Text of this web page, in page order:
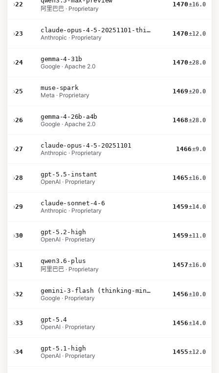
›22
阿里巴巴 · Proprietary
1470±16.0
›23
claude-opus-4-5-20251101-thinking-32k
Anthropic · Proprietary
1470±12.0
›24
gemma-4-31b
Google · Apache 2.0
1470±28.0
›25
muse-spark
Meta · Proprietary
1469±20.0
›26
gemma-4-26b-a4b
Google · Apache 2.0
1468±28.0
›27
claude-opus-4-5-20251101
Anthropic · Proprietary
1466±9.0
›28
gpt-5.5-instant
OpenAI · Proprietary
1465±16.0
›29
claude-sonnet-4-6
Anthropic · Proprietary
1459±14.0
›30
gpt-5.2-high
OpenAI · Proprietary
1459±11.0
›31
qwen3.6-plus
阿里巴巴 · Proprietary
1457±16.0
›32
gemini-3-flash (thinking-minimal)
Google · Proprietary
1456±10.0
›33
gpt-5.4
OpenAI · Proprietary
1456±14.0
›34
gpt-5.1-high
OpenAI · Proprietary
1455±12.0